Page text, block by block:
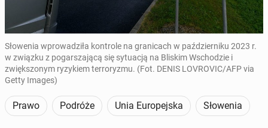
Słowenia wprowadziła kontrole na granicach w październiku 2023 r.
w związku z pogarszającą się sytuacją na Bliskim Wschodzie i
zwiększonym ryzykiem terroryzmu. (Fot. DENIS LOVROVIC/AFP via
Getty Images)
Prawo Podróże Unia Europejska Słowenia